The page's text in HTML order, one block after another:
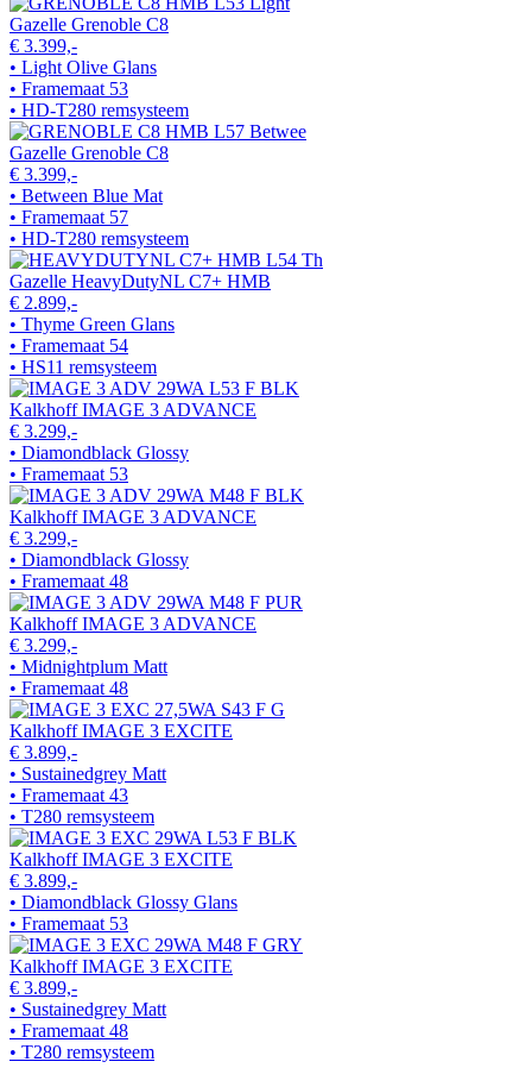
Gazelle Grenoble C8
€ 3.399,-
• Light Olive Glans
• Framemaat 53
• HD-T280 remsysteem
Gazelle Grenoble C8
€ 3.399,-
• Between Blue Mat
• Framemaat 57
• HD-T280 remsysteem
Gazelle HeavyDutyNL C7+ HMB
€ 2.899,-
• Thyme Green Glans
• Framemaat 54
• HS11 remsysteem
Kalkhoff IMAGE 3 ADVANCE
€ 3.299,-
• Diamondblack Glossy
• Framemaat 53
Kalkhoff IMAGE 3 ADVANCE
€ 3.299,-
• Diamondblack Glossy
• Framemaat 48
Kalkhoff IMAGE 3 ADVANCE
€ 3.299,-
• Midnightplum Matt
• Framemaat 48
Kalkhoff IMAGE 3 EXCITE
€ 3.899,-
• Sustainedgrey Matt
• Framemaat 43
• T280 remsysteem
Kalkhoff IMAGE 3 EXCITE
€ 3.899,-
• Diamondblack Glossy Glans
• Framemaat 53
Kalkhoff IMAGE 3 EXCITE
€ 3.899,-
• Sustainedgrey Matt
• Framemaat 48
• T280 remsysteem